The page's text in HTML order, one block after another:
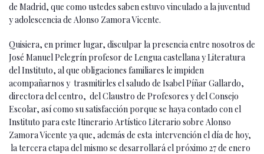
de Madrid, que como ustedes saben estuvo vinculado a la juventud
y adolescencia de Alonso Zamora Vicente.
Quisiera, en primer lugar, disculpar la presencia entre nosotros de
José Manuel Pelegrín profesor de Lengua castellana y Literatura
del Instituto, al que obligaciones familiares le impiden
acompañarnos y trasmitirles el saludo de Isabel Píñar Gallardo,
directora del centro, del Claustro de Profesores y del Consejo
Escolar, así como su satisfacción porque se haya contado con el
Instituto para este Itinerario Artístico Literario sobre Alonso
Zamora Vicente ya que, además de esta intervención el día de hoy,
la tercera etapa del mismo se desarrollará el próximo 27 de enero